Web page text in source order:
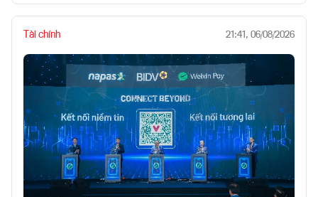
Tài chính 21:41, 06/08/2026